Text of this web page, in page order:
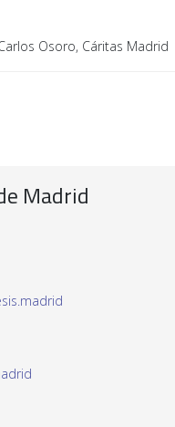
Osoro, Cáritas Madrid
Madrid